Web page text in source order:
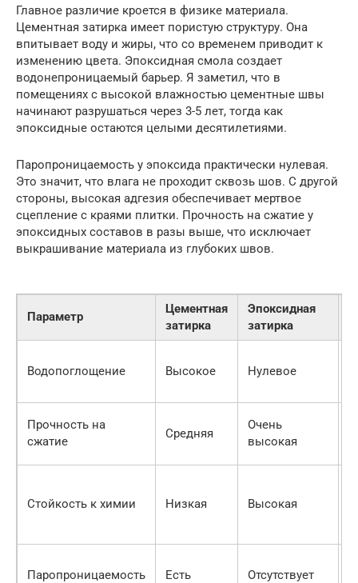
Главное различие кроется в физике материала.
Цементная затирка имеет пористую структуру. Она
впитывает воду и жиры, что со временем приводит к
изменению цвета. Эпоксидная смола создает
водонепроницаемый барьер. Я заметил, что в
помещениях с высокой влажностью цементные швы
начинают разрушаться через 3-5 лет, тогда как
эпоксидные остаются целыми десятилетиями.
Паропроницаемость у эпоксида практически нулевая.
Это значит, что влага не проходит сквозь шов. С другой
стороны, высокая адгезия обеспечивает мертвое
сцепление с краями плитки. Прочность на сжатие у
эпоксидных составов в разы выше, что исключает
выкрашивание материала из глубоких швов.
Параметр
Цементная
затирка
Эпоксидная
затирка
Водопоглощение Высокое Нулевое
Прочность на
сжатие
Средняя
Очень
высокая
Стойкость к химии Низкая Высокая
Паропроницаемость Есть Отсутствует